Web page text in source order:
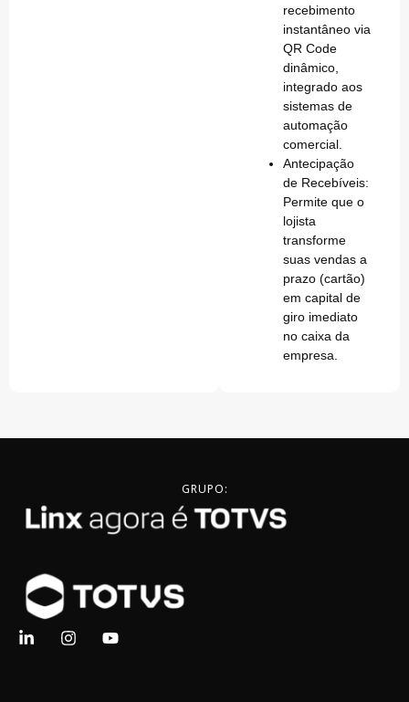
recebimento
instantâneo via
QR Code
dinâmico,
integrado aos
sistemas de
automação
comercial.
Antecipação
de Recebíveis:
Permite que o
lojista
transforme
suas vendas a
prazo (cartão)
em capital de
giro imediato
no caixa da
empresa.
GRUPO: